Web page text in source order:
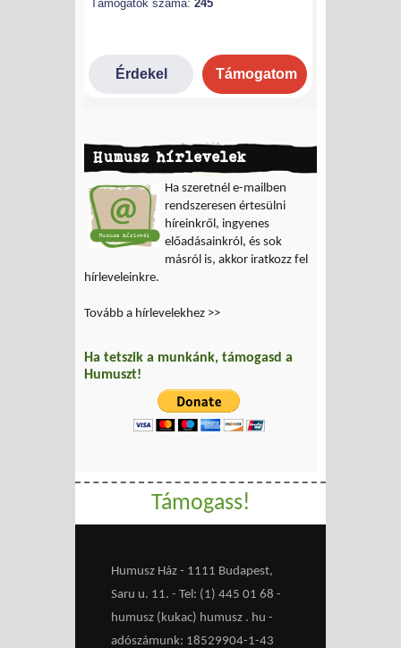
Humusz hírlevelek
Ha szeretnél e-mailben
rendszeresen értesülni
híreinkről, ingyenes
előadásainkról, és sok
másról is, akkor iratkozz fel
hírleveleinkre.
Tovább a hírlevelekhez >>
Ha tetszik a munkánk, támogasd a
Humuszt!
Támogass!
Humusz Ház - 1111 Budapest,
Saru u. 11. - Tel: (1) 445 01 68 -
humusz (kukac) humusz . hu -
adószámunk: 18529904-1-43